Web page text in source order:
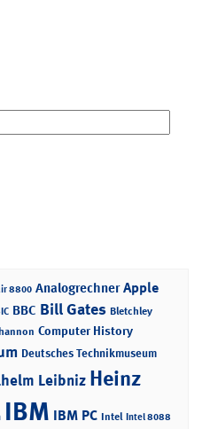
8800 Analogrechner Apple
BBC Bill Gates Bletchley
Computer History
Deutsches Technikmuseum
Leibniz Heinz
IBM IBM PC Intel Intel 8088